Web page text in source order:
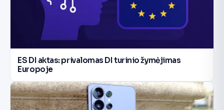
ES DI aktas: privalomas DI turinio žymėjimas
Europoje